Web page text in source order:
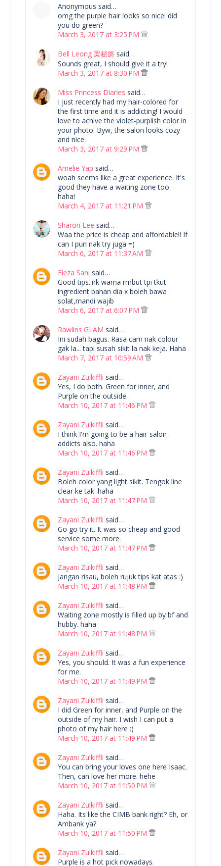
Anonymous said…
omg the purple hair looks so nice! did
you do green?
March 3, 2017 at 3:25 PM
Bell Leong 梁秘旖 said…
Sounds great, I should give it a try!
March 3, 2017 at 8:30 PM
Miss Princess Diaries said…
I just recently had my hair-colored for
the first time and it is addicting! I would
love to achive the violet-purplish color in
your photo. Byw, the salon looks cozy
and nice.
March 3, 2017 at 9:29 PM
Amelie Yap said…
woah seems like a great experience. It's
good they have a waiting zone too.
haha!
March 4, 2017 at 11:21 PM
Sharon Lee said…
Waa the price is cheap and affordable!! If
can I pun nak try juga =)
March 6, 2017 at 11:37 AM
Fieza Sani said…
Good tips..nk warna rmbut tpi tkut
ingredient bahan dia x boleh bawa
solat,mandi wajib
March 6, 2017 at 6:07 PM
Rawlins GLAM said…
Ini sudah bagus. Rasa cam nak colour
gak la... tapi susah sikit la nak keja. Haha
March 7, 2017 at 10:59 AM
Zayani Zulkiffli said…
Yes, I do both. Green for inner, and
Purple on the outside.
March 10, 2017 at 11:46 PM
Zayani Zulkiffli said…
I think I'm going to be a hair-salon-
addicts also. haha
March 10, 2017 at 11:46 PM
Zayani Zulkiffli said…
Boleh color yang light sikit. Tengok line
clear ke tak. haha
March 10, 2017 at 11:47 PM
Zayani Zulkiffli said…
Go go try it. It was so cheap and good
service some more.
March 10, 2017 at 11:47 PM
Zayani Zulkiffli said…
Jangan risau, boleh rujuk tips kat atas :)
March 10, 2017 at 11:48 PM
Zayani Zulkiffli said…
Waiting zone mostly is filled up by bf and
hubby. haha
March 10, 2017 at 11:48 PM
Zayani Zulkiffli said…
Yes, you should. It was a fun experience
for me.
March 10, 2017 at 11:49 PM
Zayani Zulkiffli said…
I did Green for inner, and Purple on the
outside of my hair. I wish I can put a
photo of my hair here :)
March 10, 2017 at 11:49 PM
Zayani Zulkiffli said…
You can bring your loves one here Isaac.
Then, can love her more. hehe
March 10, 2017 at 11:50 PM
Zayani Zulkiffli said…
Haha. Its like the CIMB bank right? Eh, or
Ambank ya?
March 10, 2017 at 11:50 PM
Zayani Zulkiffli said…
Purple is a hot pick nowadays.